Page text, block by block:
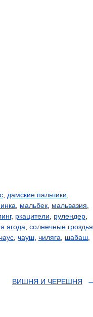
дамские пальчики
мальбек мальвазия
, ркацители рулендер
ягода солнечные гроздья
чауш чиляга шабаш
ВИШНЯ И ЧЕРЕШНЯ